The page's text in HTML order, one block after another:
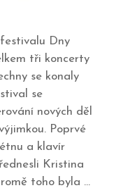
Dny
tři koncerty
se konaly
se
nových děl
Poprvé
a klavír
Kristina
toho byla …